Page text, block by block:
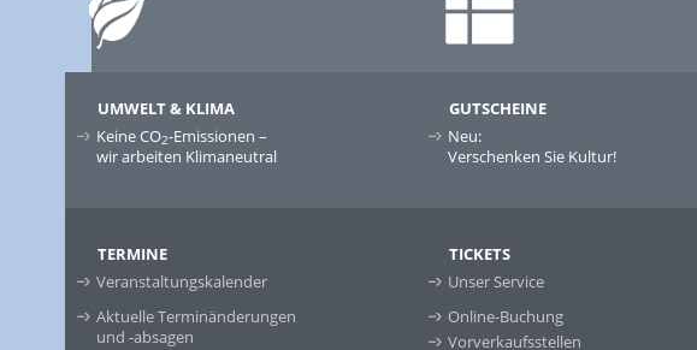
UMWELT & KLIMA
Keine CO2-Emissionen –
wir arbeiten Klimaneutral
GUTSCHEINE
Neu:
Verschenken Sie Kultur!
TERMINE
Veranstaltungskalender
Aktuelle Terminänderungen
und -absagen
TICKETS
Unser Service
Online-Buchung
Vorverkaufsstellen